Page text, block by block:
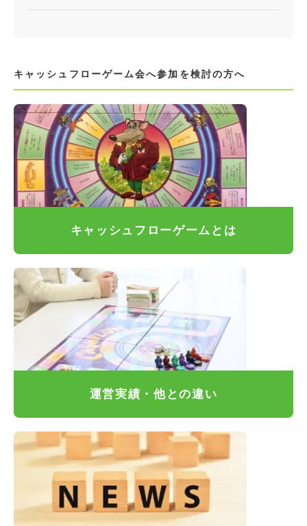
キャッシュフローゲーム会へ参加を検討の方へ
キャッシュフローゲームとは
運営実績・他との違い